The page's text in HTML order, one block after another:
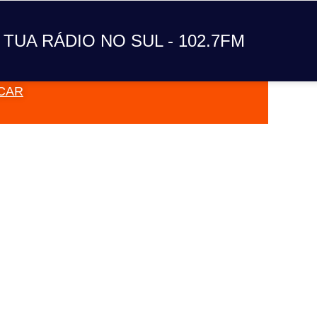
TUA RÁDIO NO SUL - 102.7FM
A TUA RÁDIO NO SUL